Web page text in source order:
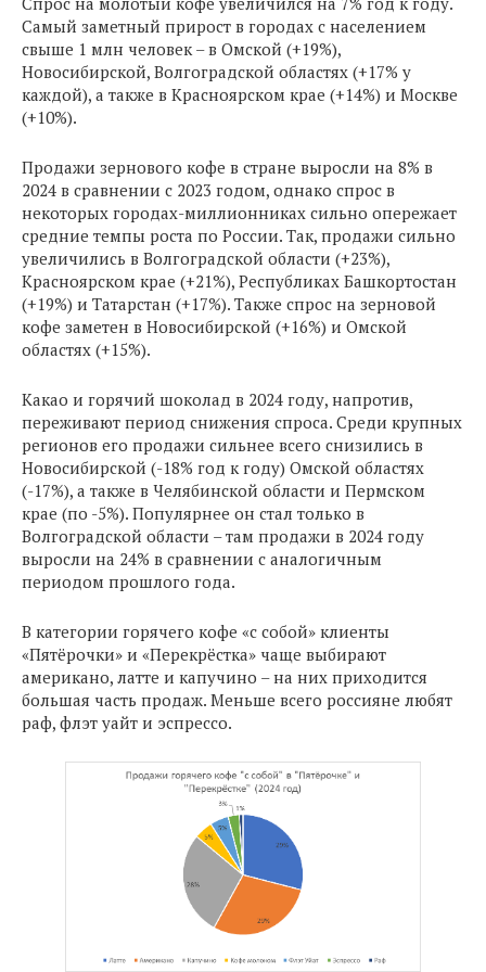
Самый заметный прирост в городах с населением
свыше 1 млн человек – в Омской (+19%),
Новосибирской, Волгоградской областях (+17% у
каждой), а также в Красноярском крае (+14%) и Москве
(+10%).
Продажи зернового кофе в стране выросли на 8% в
2024 в сравнении с 2023 годом, однако спрос в
некоторых городах-миллионниках сильно опережает
средние темпы роста по России. Так, продажи сильно
увеличились в Волгоградской области (+23%),
Красноярском крае (+21%), Республиках Башкортостан
(+19%) и Татарстан (+17%). Также спрос на зерновой
кофе заметен в Новосибирской (+16%) и Омской
областях (+15%).
Какао и горячий шоколад в 2024 году, напротив,
переживают период снижения спроса. Среди крупных
регионов его продажи сильнее всего снизились в
Новосибирской (-18% год к году) Омской областях
(-17%), а также в Челябинской области и Пермском
крае (по -5%). Популярнее он стал только в
Волгоградской области – там продажи в 2024 году
выросли на 24% в сравнении с аналогичным
периодом прошлого года.
В категории горячего кофе «с собой» клиенты
«Пятёрочки» и «Перекрёстка» чаще выбирают
американо, латте и капучино – на них приходится
большая часть продаж. Меньше всего россияне любят
раф, флэт уайт и эспрессо.